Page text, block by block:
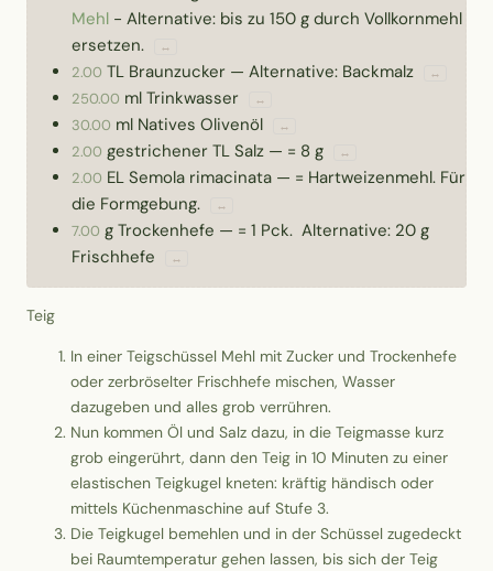
Mehl - Alternative: bis zu 150 g durch Vollkornmehl
ersetzen.
↔
2.00 TL Braunzucker — Alternative: Backmalz ↔
250.00 ml Trinkwasser ↔
30.00 ml Natives Olivenöl ↔
2.00 gestrichener TL Salz — = 8 g ↔
2.00 EL Semola rimacinata — = Hartweizenmehl. Für
die Formgebung.
↔
7.00 g Trockenhefe — = 1 Pck. Alternative: 20 g
Frischhefe
↔
Teig
In einer Teigschüssel Mehl mit Zucker und Trockenhefe
oder zerbröselter Frischhefe mischen, Wasser
dazugeben und alles grob verrühren.
Nun kommen Öl und Salz dazu, in die Teigmasse kurz
grob eingerührt, dann den Teig in 10 Minuten zu einer
elastischen Teigkugel kneten: kräftig händisch oder
mittels Küchenmaschine auf Stufe 3.
Die Teigkugel bemehlen und in der Schüssel zugedeckt
bei Raumtemperatur gehen lassen, bis sich der Teig